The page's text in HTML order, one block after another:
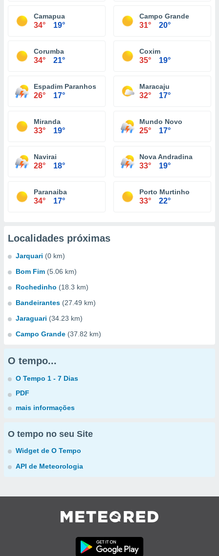
Camapua
34° 19°
Campo Grande
31° 20°
Corumba
34° 21°
Coxim
35° 19°
Espadim Paranhos
26° 17°
Maracaju
32° 17°
Miranda
33° 19°
Mundo Novo
25° 17°
Navirai
28° 18°
Nova Andradina
33° 19°
Paranaiba
34° 17°
Porto Murtinho
33° 22°
Localidades próximas
Jarquari (0 km)
Bom Fim (5.06 km)
Rochedinho (18.3 km)
Bandeirantes (27.49 km)
Jaraguari (34.23 km)
Campo Grande (37.82 km)
O tempo...
O Tempo 1 - 7 Dias
PDF
mais informações
O tempo no seu Site
Widget de O Tempo
API de Meteorologia